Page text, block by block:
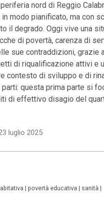
nord di Reggio
modo pianificato, ma con
il degrado. Oggi vive una
di povertà, carenza di
sue contraddizioni, grazie
di riqualificazione attivi e
contesto di sviluppo e di
questa prima parte si
di effettivo disagio del
luglio 2025
povertà educativa
sanità